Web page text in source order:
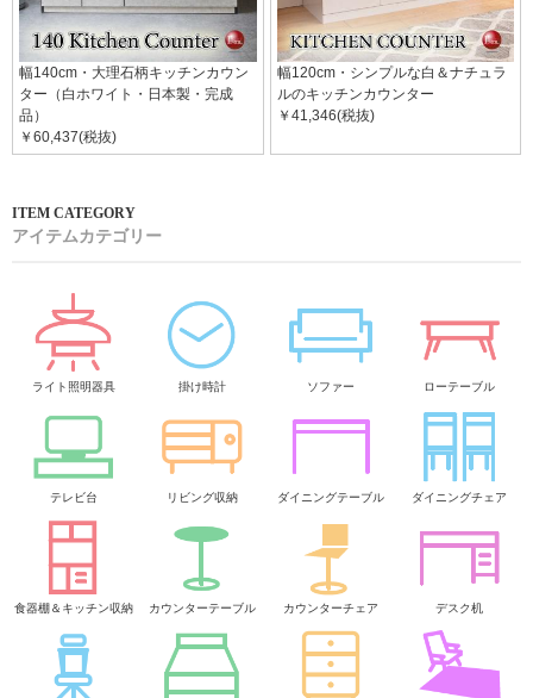
幅140cm・大理石柄キッチンカウン
ター（白ホワイト・日本製・完成
品）
￥60,437(税抜)
幅120cm・シンプルな白＆ナチュラ
ルのキッチンカウンター
￥41,346(税抜)
アイテムカテゴリー
ライト照明器具 掛け時計 ソファー ローテーブル
テレビ台 リビング収納 ダイニングテーブル ダイニングチェア
食器棚＆キッチン収納 カウンターテーブル カウンターチェア デスク机